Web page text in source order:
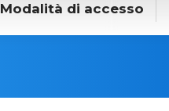
Modalità di accesso